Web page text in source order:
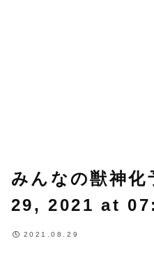
みんなの獣神
29, 2021 at
2021.08.29